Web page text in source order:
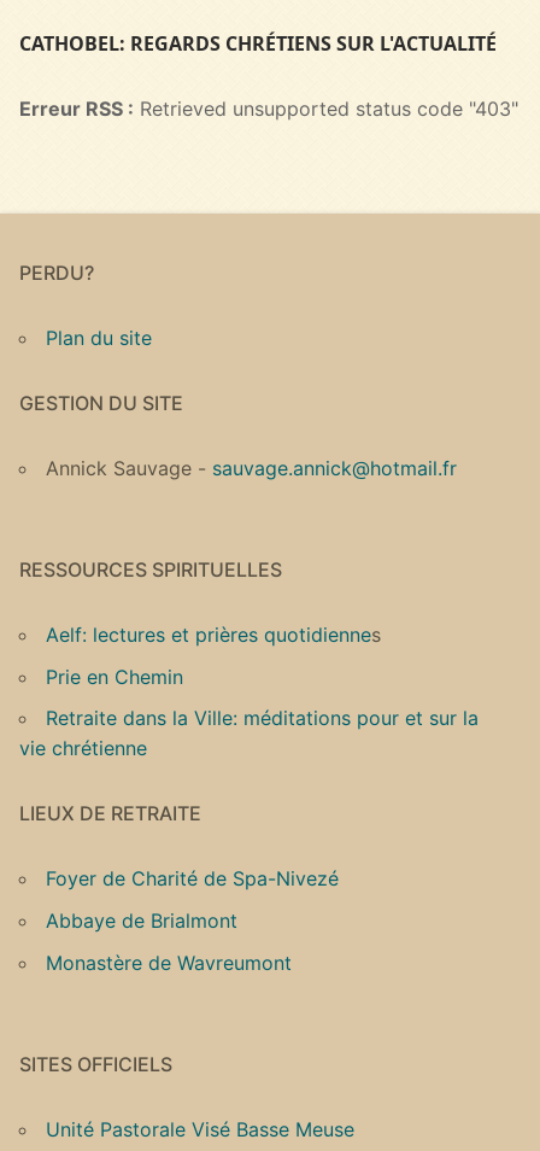
CATHOBEL: REGARDS CHRÉTIENS SUR L'ACTUALITÉ
Erreur RSS : Retrieved unsupported status code "403"
PERDU?
Plan du site
GESTION DU SITE
Annick Sauvage - sauvage.annick@hotmail.fr
RESSOURCES SPIRITUELLES
Aelf: lectures et prières quotidiennes
Prie en Chemin
Retraite dans la Ville: méditations pour et sur la
vie chrétienne
LIEUX DE RETRAITE
Foyer de Charité de Spa-Nivezé
Abbaye de Brialmont
Monastère de Wavreumont
SITES OFFICIELS
Unité Pastorale Visé Basse Meuse